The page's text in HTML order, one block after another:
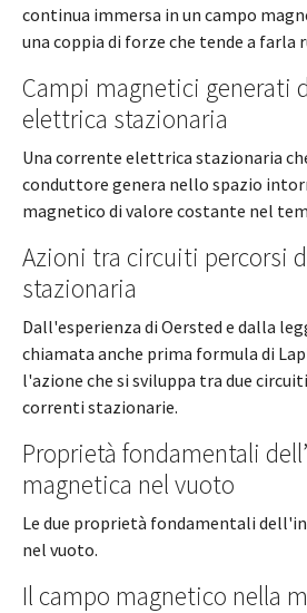
continua immersa in un campo
una coppia di forze che tende a farla
Campi magnetici generati
elettrica stazionaria
Una corrente elettrica stazionaria
conduttore genera nello spazio
magnetico di valore costante nel
Azioni tra circuiti percorsi
stazionaria
Dall'esperienza di Oersted e dalla
chiamata anche prima formula di
l'azione che si sviluppa tra due
correnti stazionarie.
Proprietà fondamentali
magnetica nel vuoto
Le due proprietà fondamentali
nel vuoto.
Il campo magnetico nella